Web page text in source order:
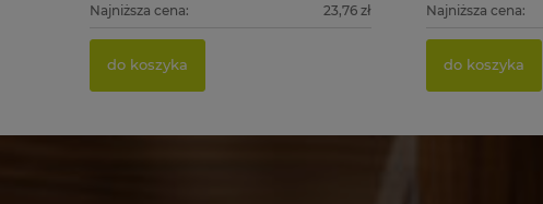
Najniższa cena: 23,76 zł
do koszyka
Najniższa cena:
do koszyka